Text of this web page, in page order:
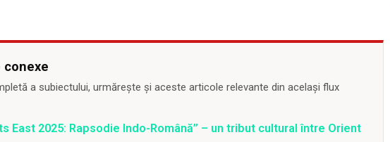
conexe
a subiectului, urmărește și aceste articole relevante din același flux
East 2025: Rapsodie Indo-Română” – un tribut cultural între Orient